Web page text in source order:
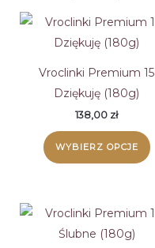
Vroclinki Premium 15
Dziękuję (180g)
138,00 zł
WYBIERZ OPCJE